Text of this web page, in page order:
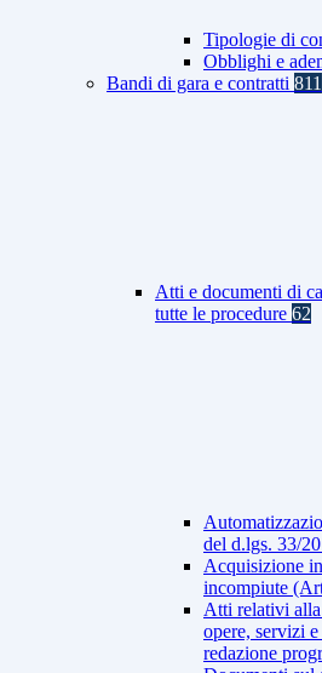
Tipologie di
Obblighi e
Bandi di gara e contratti 811
Atti e documenti di
tutte le procedure 62
del d.lgs. 33/
Acquisizione
incompiute
Atti relativi
opere, servizi
redazione